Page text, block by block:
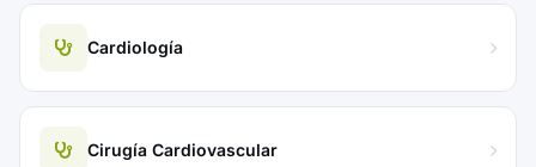
Cardiología
Cirugía Cardiovascular